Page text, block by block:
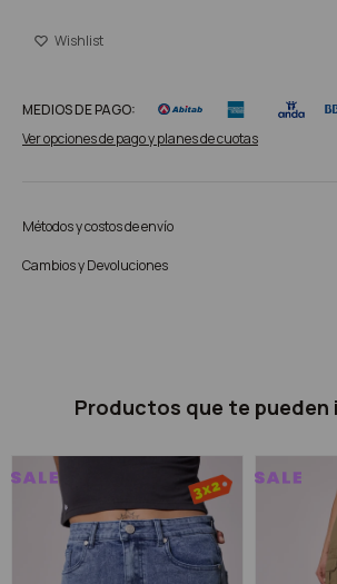
MEDIOS DE PAGO:
Ver opciones de pago y planes de cuotas
Métodos y costos de envío
Cambios y Devoluciones
Productos que te pueden